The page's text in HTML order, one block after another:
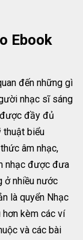
Ebook
đến những gì
nhạc sĩ sáng
đầy đủ
thuật biểu
âm nhạc,
nhạc được đưa
ở nhiều nước
là quyển Nhạc
hơn kèm các ví
và các bài